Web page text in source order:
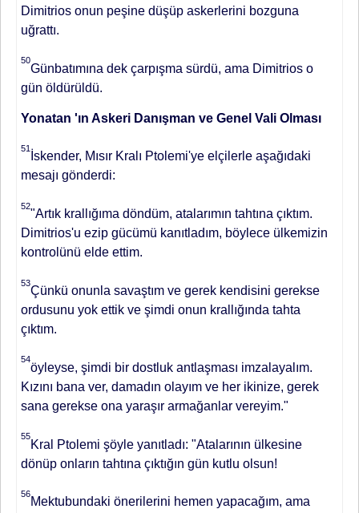
Dimitrios onun peşine düşüp askerlerini bozguna
uğrattı.
50
Günbatımına dek çarpışma sürdü, ama Dimitrios o
gün öldürüldü.
Yonatan 'ın Askeri Danışman ve Genel Vali Olması
51
İskender, Mısır Kralı Ptolemi'ye elçilerle aşağıdaki
mesajı gönderdi:
52
"Artık krallığıma döndüm, ataları­mın tahtına çıktım.
Dimitrios'u ezip gücümü kanıtladım, böylece ülkemi­zin
kontrolünü elde ettim.
53
Çünkü onunla savaştım ve gerek kendisini gerekse
ordusunu yok ettik ve şimdi onun krallığında tahta
çıktım.
54
öy­leyse, şimdi bir dostluk antlaşması imzalayalım.
Kızını bana ver, dama­dın olayım ve her ikinize, gerek
sana gerekse ona yaraşır armağanlar vere­yim."
55
Kral Ptolemi şöyle yanıtladı: "Atalarının ülkesine
dönüp onların tah­tına çıktığın gün kutlu olsun!
56
Mek­tubundaki önerilerini hemen yapaca­ğım, ama